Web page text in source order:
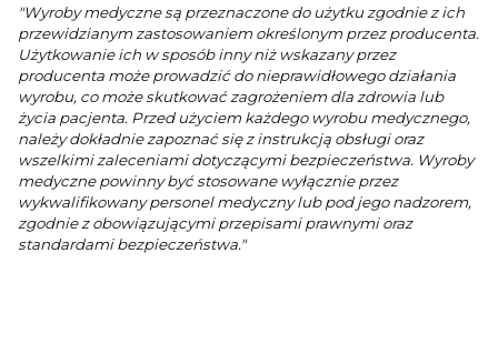
"Wyroby medyczne są przeznaczone do użytku zgodnie z ich
przewidzianym zastosowaniem określonym przez producenta.
Użytkowanie ich w sposób inny niż wskazany przez
producenta może prowadzić do nieprawidłowego działania
wyrobu, co może skutkować zagrożeniem dla zdrowia lub
życia pacjenta. Przed użyciem każdego wyrobu medycznego,
należy dokładnie zapoznać się z instrukcją obsługi oraz
wszelkimi zaleceniami dotyczącymi bezpieczeństwa. Wyroby
medyczne powinny być stosowane wyłącznie przez
wykwalifikowany personel medyczny lub pod jego nadzorem,
zgodnie z obowiązującymi przepisami prawnymi oraz
standardami bezpieczeństwa."